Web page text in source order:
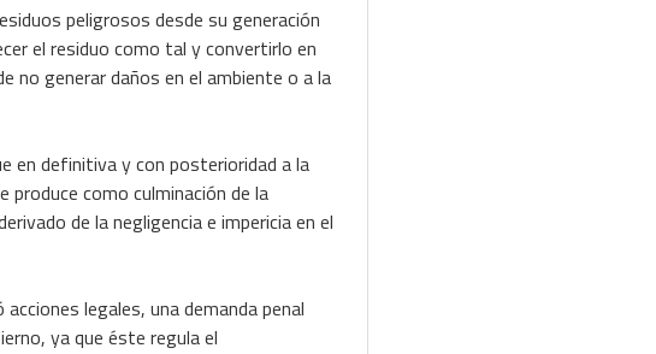
peligrosos desde su generación
el residuo como tal y convertirlo en
no generar daños en el ambiente o a la
en definitiva y con posterioridad a la
como culminación de la
de la negligencia e impericia en el
legales, una demanda penal
ya que éste regula el